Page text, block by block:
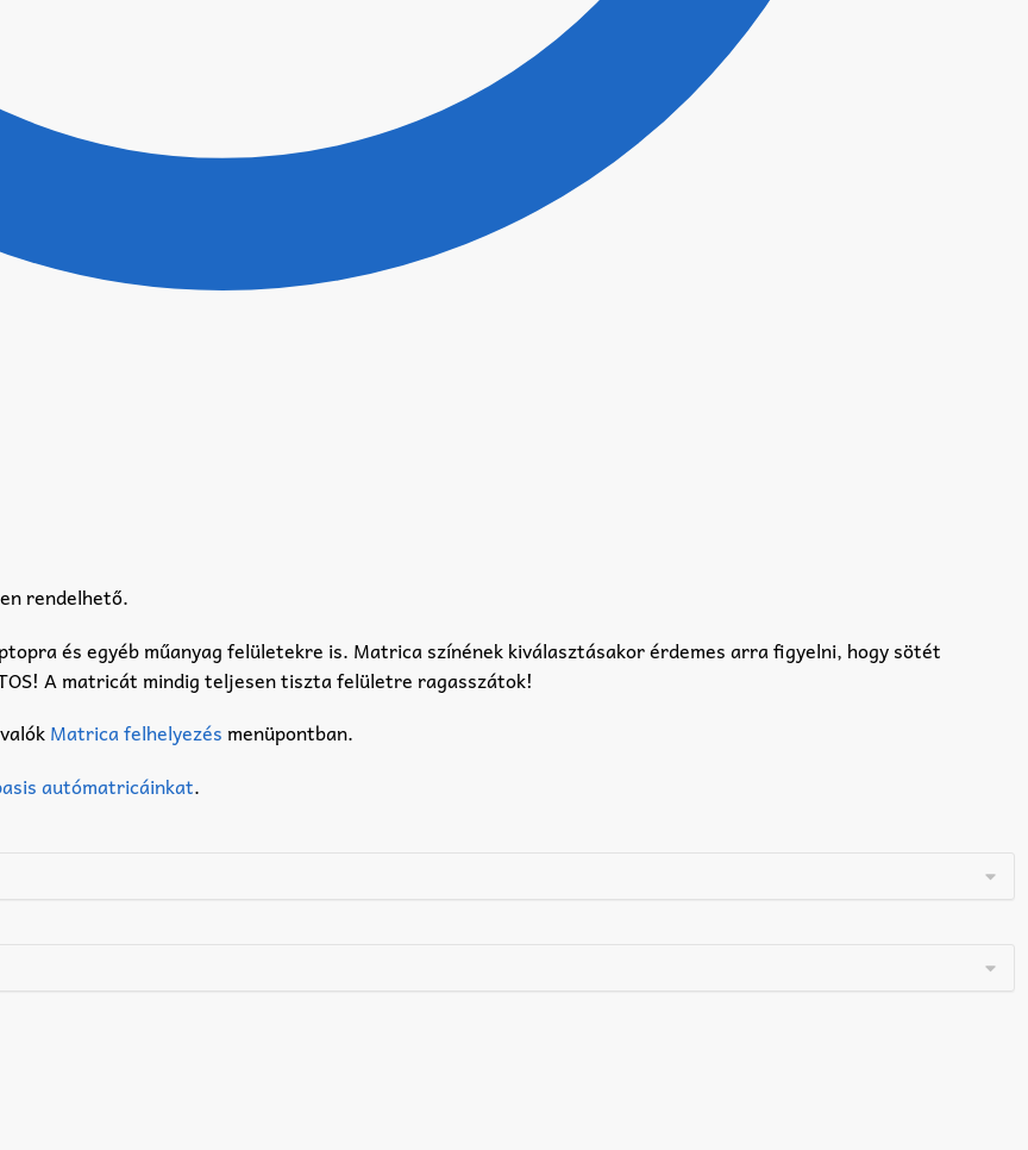
rendelhető.
és egyéb műanyag felületekre is. Matrica színének kiválasztásakor érdemes arra figyelni, hogy sötét
A matricát mindig teljesen tiszta felületre ragasszátok!
Matrica felhelyezés menüpontban.
autómatricáinkat.